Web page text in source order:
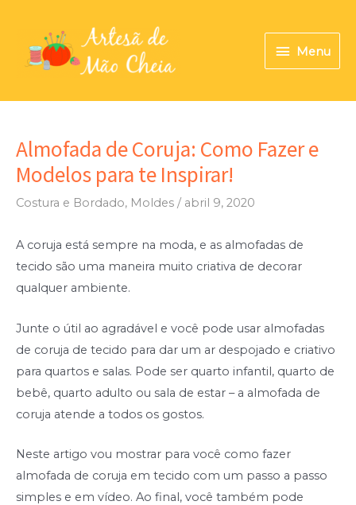
conteúdo
Menu
Menu
Almofada de Coruja: Como Fazer e
Modelos para te Inspirar!
Costura e Bordado, Moldes / abril 9, 2020
A coruja está sempre na moda, e as almofadas de
tecido são uma maneira muito criativa de decorar
qualquer ambiente.
Junte o útil ao agradável e você pode usar almofadas
de coruja de tecido para dar um ar despojado e criativo
para quartos e salas. Pode ser quarto infantil, quarto de
bebê, quarto adulto ou sala de estar – a almofada de
coruja atende a todos os gostos.
Neste artigo vou mostrar para você como fazer
almofada de coruja em tecido com um passo a passo
simples e em vídeo. Ao final, você também pode